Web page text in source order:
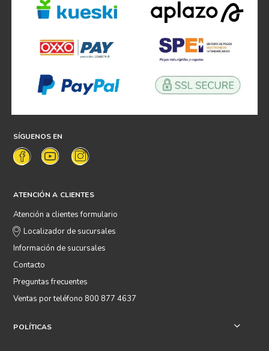
SÍGUENOS EN
ATENCIÓN A CLIENTES
Atención a clientes formulario
Localizador de sucursales
Información de sucursales
Contacto
Preguntas frecuentes
Ventas por teléfono 800 877 4637
POLÍTICAS +